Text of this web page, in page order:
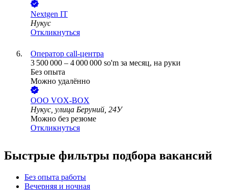
Nextgen IT
Нукус
Откликнуться
Оператор call-центра
3 500 000 – 4 000 000 so'm за месяц, на руки
Без опыта
Можно удалённо
ООО VOX-BOX
Нукус, улица Беруний, 24У
Можно без резюме
Откликнуться
Быстрые фильтры подбора вакансий
Без опыта работы
Вечерняя и ночная